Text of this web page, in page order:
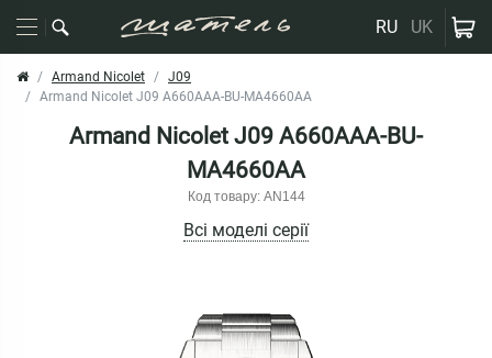
RU UK
Armand Nicolet
J09
Armand Nicolet J09 A660AAA-BU-MA4660AA
Armand Nicolet J09 A660AAA-BU-
MA4660AA
Код товару: AN144
Всі моделі серії